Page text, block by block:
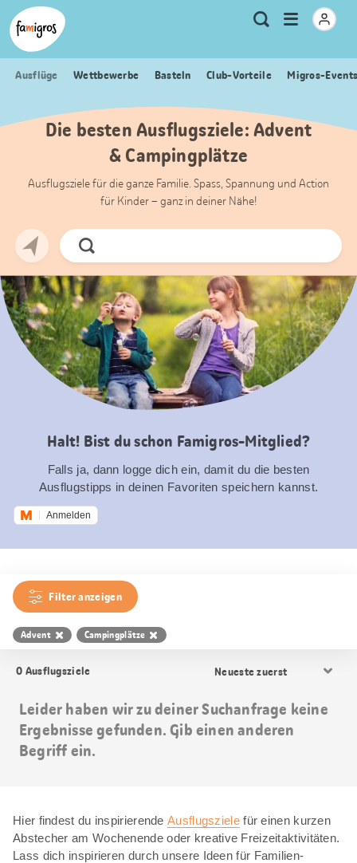
Sprungmarken
Navigation
Header
Logo
Meta
Navigation
Suche
Menu
öffnen
Ausflüge Wettbewerbe Basteln Club-Vorteile Migros-
Die besten Ausflugsziele: Advent
& Campingplätze
Ausflugsziele für die ganze Familie. Spass, Spannung und Action
für Kinder – ganz in deiner Nähe!
Jetzt
Suchen
Halt! Bist du schon Famigros-Mitglied?
Falls ja, dann logge dich ein, damit du die besten
Ausflugstipps in deinen Favoriten speichern kannst.
Anmelden
Filter anzeigen
Advent Campingplätze
0 Ausflugsziele
Sortierung
Leider haben wir zu deiner Suchanfrage keine
Ergebnisse gefunden. Gib einen anderen
Begriff ein.
Hier findest du inspirierendeAusflugszielefür einen kurzen
Abstecher am Wochenende oder kreative Freizeitaktivitäten.
Lass dich inspirieren durch unsere Ideen für Familien-